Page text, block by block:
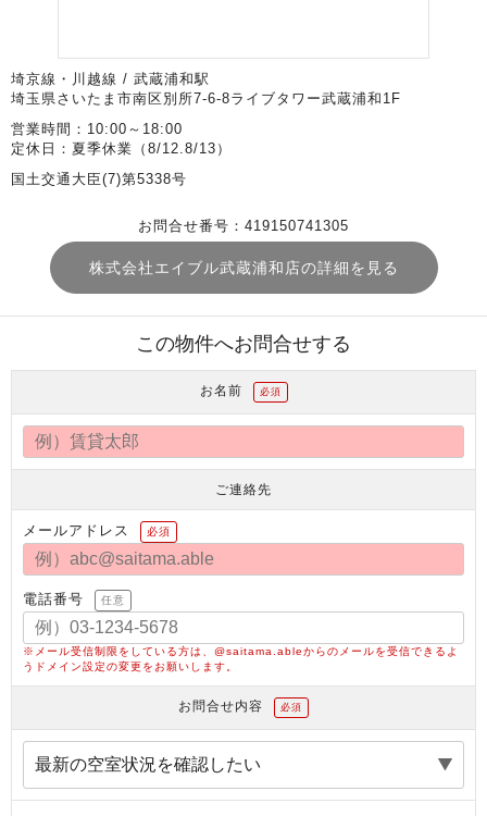
埼京線・川越線 / 武蔵浦和駅
埼玉県さいたま市南区別所7-6-8ライブタワー武蔵浦和1F
営業時間：10:00～18:00
定休日：夏季休業（8/12.8/13）
国土交通大臣(7)第5338号
お問合せ番号：419150741305
株式会社エイブル武蔵浦和店の詳細を見る
この物件へお問合せする
お名前 必須
ご連絡先
メールアドレス 必須
電話番号 任意
※メール受信制限をしている方は、@saitama.ableからのメールを受信できるよ
うドメイン設定の変更をお願いします。
お問合せ内容 必須